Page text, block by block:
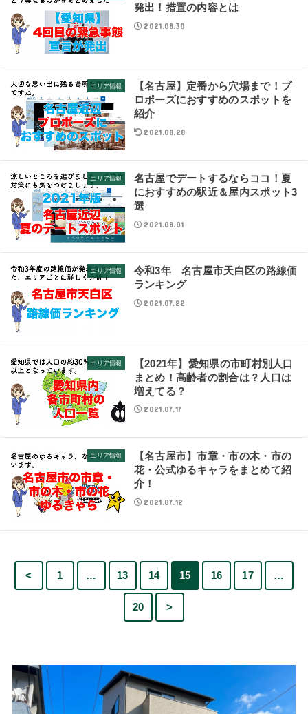
発出！措置の内容とは
2021.08.30
エリア情報
【名古屋】定番から穴場まで！プ
ロポーズにおすすめのスポットを
紹介
2021.08.28
エリア情報
名古屋でデートするならココ！夏
におすすめの駅近＆屋内スポット3
選
2021.08.01
エリア情報
令和3年 名古屋市天白区の路線価
ランキング
2021.07.22
エリア情報
【2021年】愛知県の市町村別人口
まとめ！高齢者の割合は？人口は
増えてる？
2021.07.17
エリア情報
【名古屋市】市章・市の木・市の
花・公式ゆるキャラをまとめて紹
介！
2021.07.12
< 1 … 13 14 15 16 17 …
20 >